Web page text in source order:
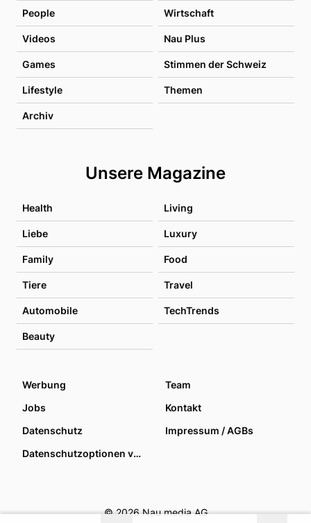
People Wirtschaft
Videos Nau Plus
Games Stimmen der Schweiz
Lifestyle Themen
Archiv
Unsere Magazine
Health Living
Liebe Luxury
Family Food
Tiere Travel
Automobile TechTrends
Beauty
Werbung
Team
Jobs
Kontakt
Datenschutz
Impressum / AGBs
Datenschutzoptionen verwalten
© 2026 Nau media AG